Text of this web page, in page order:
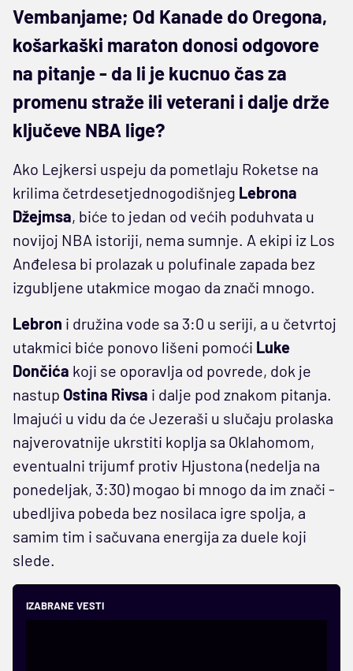
Vembanjame; Od Kanade do Oregona,
košarkaški maraton donosi odgovore
na pitanje - da li je kucnuo čas za
promenu straže ili veterani i dalje drže
ključeve NBA lige?
Ako Lejkersi uspeju da pometlaju Roketse na
krilima četrdesetjednogodišnjeg Lebrona
Džejmsa, biće to jedan od većih poduhvata u
novijoj NBA istoriji, nema sumnje. A ekipi iz Los
Anđelesa bi prolazak u polufinale zapada bez
izgubljene utakmice mogao da znači mnogo.
Lebron i družina vode sa 3:0 u seriji, a u četvrtoj
utakmici biće ponovo lišeni pomoći Luke
Dončića koji se oporavlja od povrede, dok je
nastup Ostina Rivsa i dalje pod znakom pitanja.
Imajući u vidu da će Jezeraši u slučaju prolaska
najverovatnije ukrstiti koplja sa Oklahomom,
eventualni trijumf protiv Hjustona (nedelja na
ponedeljak, 3:30) mogao bi mnogo da im znači -
ubedljiva pobeda bez nosilaca igre spolja, a
samim tim i sačuvana energija za duele koji
slede.
IZABRANE VESTI